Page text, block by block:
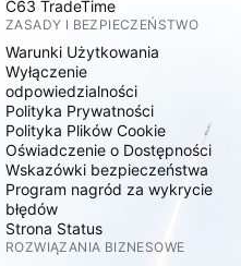
C63 TradeTime
ZASADY I BEZPIECZEŃSTWO
Warunki Użytkowania
Wyłączenie
odpowiedzialności
Polityka Prywatności
Polityka Plików Cookie
Oświadczenie o Dostępności
Wskazówki bezpieczeństwa
Program nagród za wykrycie
błędów
Strona Status
ROZWIĄZANIA BIZNESOWE